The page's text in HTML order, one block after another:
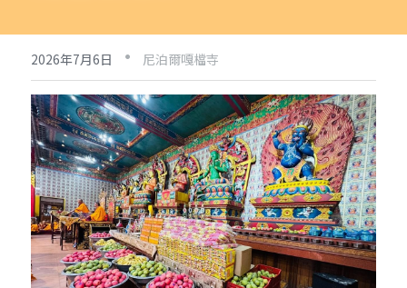
阿帝夏大尊者及嘎檔四天
十六圓點
非洲
越南
法會活動
弘法活動
活動集錦
人文關懷
關懷流浪動物
加入義工
聯絡嘎檔
嘎檔分會
台灣
亞洲
美洲
聯絡我們
立即捐款
2026年7月6日 · 尼泊爾嘎檔寺